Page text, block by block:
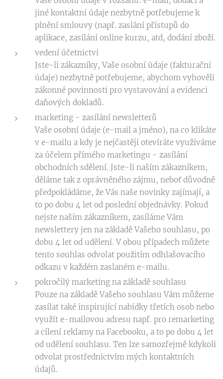
jiné kontaktní údaje nezbytně potřebujeme k
plnění smlouvy (např. zaslání přístupů do
aplikace, zasílání online kurzu, atd, dodání zboží.
vedení účetnictví
Jste-li zákazníky, Vaše osobní údaje (fakturační
údaje) nezbytně potřebujeme, abychom vyhověli
zákonné povinnosti pro vystavování a evidenci
daňových dokladů.
marketing - zasílání newsletterů
Vaše osobní údaje (e-mail a jméno), na co klikáte
v e-mailu a kdy je nejčastěji otevíráte využíváme
za účelem přímého marketingu - zasílání
obchodních sdělení. Jste-li naším zákazníkem,
děláme tak z oprávněného zájmu, neboť důvodně
předpokládáme, že Vás naše novinky zajímají, a
to po dobu 4 let od poslední objednávky. Pokud
nejste naším zákazníkem, zasíláme Vám
newslettery jen na základě Vašeho souhlasu, po
dobu 4 let od udělení. V obou případech můžete
tento souhlas odvolat použitím odhlašovacího
odkazu v každém zaslaném e-mailu.
pokročilý marketing na základě souhlasu
Pouze na základě Vašeho souhlasu Vám můžeme
zasílat také inspirující nabídky třetích osob nebo
využít e-mailovou adresu např. pro remarketing
a cílení reklamy na Facebooku, a to po dobu 4 let
od udělení souhlasu. Ten lze samozřejmě kdykoli
odvolat prostřednictvím mých kontaktních
údajů.